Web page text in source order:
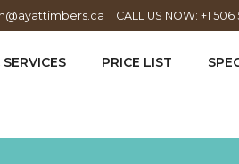
CALL US NOW: +1 506
PRICE LIST